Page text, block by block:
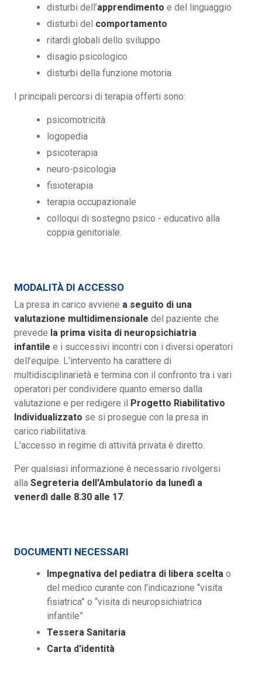
disturbi dell’apprendimento e del linguaggio
disturbi del comportamento
ritardi globali dello sviluppo
disagio psicologico
disturbi della funzione motoria.
I principali percorsi di terapia offerti sono:
psicomotricità
logopedia
psicoterapia
neuro-psicologia
fisioterapia
terapia occupazionale
colloqui di sostegno psico - educativo alla
coppia genitoriale.
MODALITÀ DI ACCESSO
La presa in carico avviene a seguito di una
valutazione multidimensionale del paziente che
prevede la prima visita di neuropsichiatria
infantile e i successivi incontri con i diversi operatori
dell’equipe. L’intervento ha carattere di
multidisciplinarietà e termina con il confronto tra i vari
operatori per condividere quanto emerso dalla
valutazione e per redigere il Progetto Riabilitativo
Individualizzato se si prosegue con la presa in
carico riabilitativa.
L'accesso in regime di attività privata è diretto.
Per qualsiasi informazione è necessario rivolgersi
alla Segreteria dell'Ambulatorio da lunedì a
venerdì dalle 8.30 alle 17
DOCUMENTI NECESSARI
Impegnativa del pediatra di libera scelta o
del medico curante con l’indicazione “visita
fisiatrica” o “visita di neuropsichiatrica
infantile”
Tessera Sanitaria
Carta d'identità